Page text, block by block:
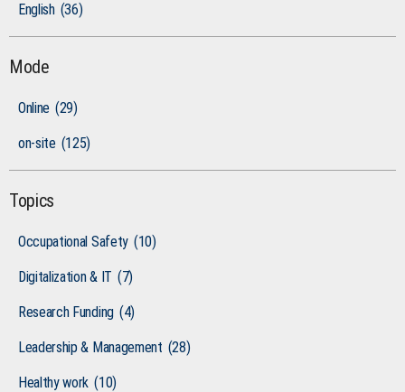
English (36)
Mode
Online (29)
on-site (125)
Topics
Occupational Safety (10)
Digitalization & IT (7)
Research Funding (4)
Leadership & Management (28)
Healthy work (10)